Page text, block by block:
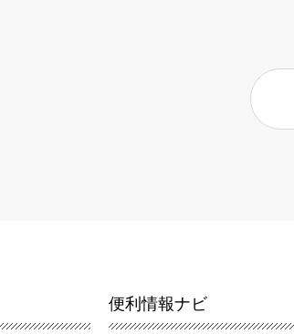
便利情報ナビ